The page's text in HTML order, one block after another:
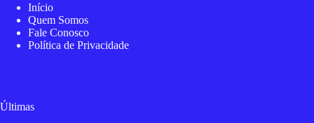
Início
Quem Somos
Fale Conosco
Política de Privacidade
Últimas